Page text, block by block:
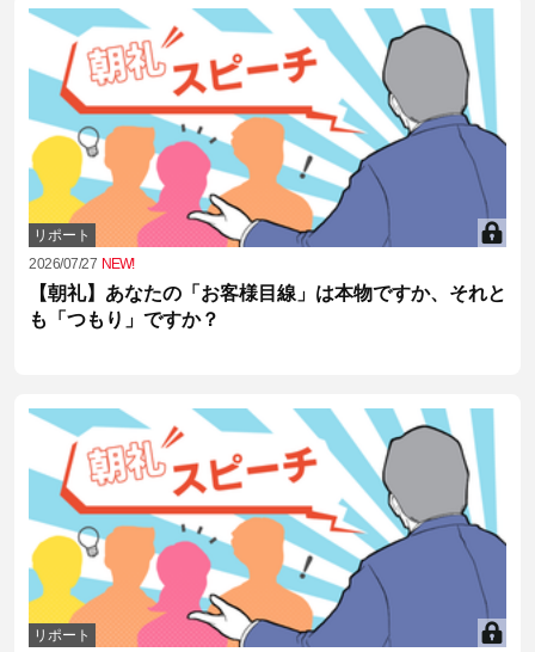
リポート
2026/07/27 NEW!
【朝礼】あなたの「お客様目線」は本物ですか、それと
も「つもり」ですか？
リポート